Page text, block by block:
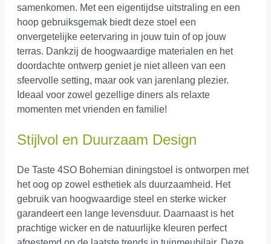
samenkomen. Met een eigentijdse uitstraling en een
hoop gebruiksgemak biedt deze stoel een
onvergetelijke eetervaring in jouw tuin of op jouw
terras. Dankzij de hoogwaardige materialen en het
doordachte ontwerp geniet je niet alleen van een
sfeervolle setting, maar ook van jarenlang plezier.
Ideaal voor zowel gezellige diners als relaxte
momenten met vrienden en familie!
Stijlvol en Duurzaam Design
De Taste 4SO Bohemian diningstoel is ontworpen met
het oog op zowel esthetiek als duurzaamheid. Het
gebruik van hoogwaardige steel en sterke wicker
garandeert een lange levensduur. Daarnaast is het
prachtige wicker en de natuurlijke kleuren perfect